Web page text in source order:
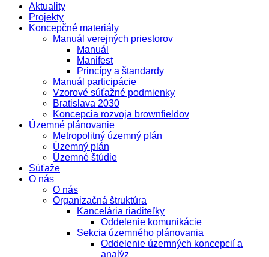
Aktuality
Projekty
Koncepčné materiály
Manuál verejných priestorov
Manuál
Manifest
Princípy a štandardy
Manuál participácie
Vzorové súťažné podmienky
Bratislava 2030
Koncepcia rozvoja brownfieldov
Územné plánovanie
Metropolitný územný plán
Územný plán
Územné štúdie
Súťaže
O nás
O nás
Organizačná štruktúra
Kancelária riaditeľky
Oddelenie komunikácie
Sekcia územného plánovania
Oddelenie územných koncepcií a
analýz